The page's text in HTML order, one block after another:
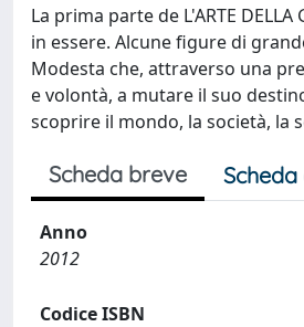
La prima parte de L'ARTE
in essere. Alcune figure di
Modesta che, attraverso una
e volontà, a mutare il suo
scoprire il mondo, la società, la
Scheda breve
Anno
2012
Codice ISBN